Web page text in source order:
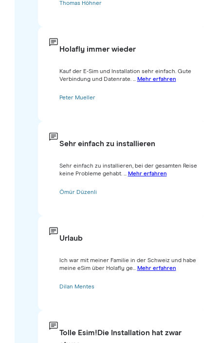
Thomas Höhner
Holafly immer wieder
Kauf der E-Sim und Installation sehr einfach. Gute
Verbindung und Datenrate. ... Mehr erfahren
Peter Mueller
Sehr einfach zu installieren
Sehr einfach zu installieren, bei der gesamten Reise
keine Probleme gehabt. ... Mehr erfahren
Ömür Düzenli
Urlaub
Ich war mit meiner Familie in der Schweiz und habe
meine eSim über Holafly ge... Mehr erfahren
Dilan Mentes
Tolle Esim!Die Installation hat zwar